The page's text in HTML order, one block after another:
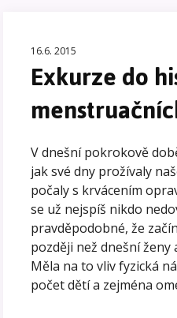
16.6. 2015
Exkurze do
V dnešní pokrokově
jak své dny prožívaly
počaly s krvácením
se už nejspíš nikdo
pravděpodobné, že
později než dnešní ženy
Měla na to vliv fyzická
počet dětí a zejména